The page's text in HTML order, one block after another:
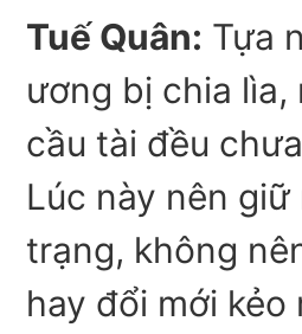
Tuế Quân: Tựa
ương bị chia lìa,
cầu tài đều
Lúc này nên giữ
trạng, không
hay đổi mới kẻo